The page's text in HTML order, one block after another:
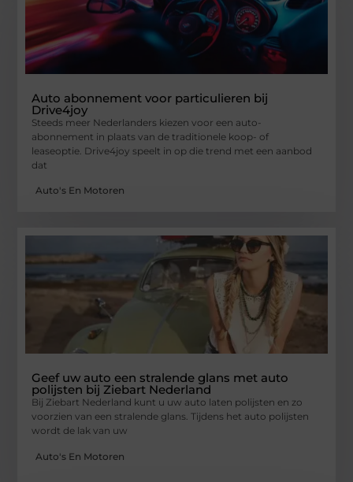
Auto abonnement voor particulieren bij
Drive4joy
Steeds meer Nederlanders kiezen voor een auto-
abonnement in plaats van de traditionele koop- of
leaseoptie. Drive4joy speelt in op die trend met een aanbod
dat
Auto's En Motoren
Geef uw auto een stralende glans met auto
polijsten bij Ziebart Nederland
Bij Ziebart Nederland kunt u uw auto laten polijsten en zo
voorzien van een stralende glans. Tijdens het auto polijsten
wordt de lak van uw
Auto's En Motoren